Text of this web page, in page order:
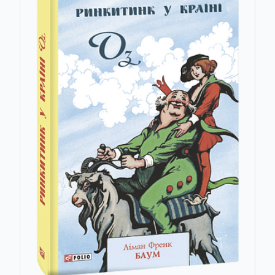
Наталья Беспалова
Євген Биба
Світлана Бибик
Зоряна Биндас
Леся Біленька-Свистович
Олексій Білецький
Анжела Білодід
Аріф Більгін
Бйорнстьєрне Бйорнсон
Александр Блок
Гарольд Блум
Ален Бобров